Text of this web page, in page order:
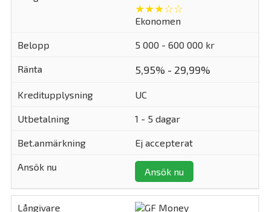
★★★☆☆
Ekonomen
5 000 - 600 000 kr
5,95% - 29,99%
UC
1 - 5 dagar
Ej accepterat
Ansök nu